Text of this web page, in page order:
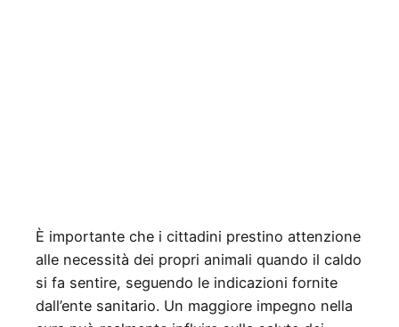
È importante che i cittadini prestino attenzione
alle necessità dei propri animali quando il caldo
si fa sentire, seguendo le indicazioni fornite
dall’ente sanitario. Un maggiore impegno nella